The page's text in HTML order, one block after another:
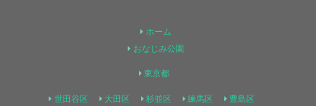
ホーム
おなじみ公園
東京都
世田谷区 大田区 杉並区 練馬区 豊島区